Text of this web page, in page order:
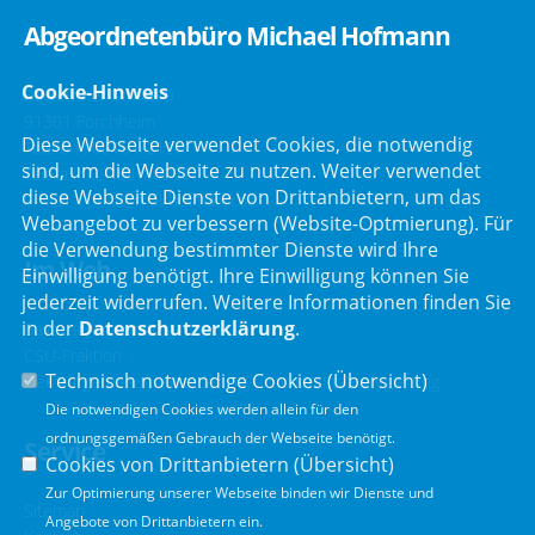
Abgeordnetenbüro Michael Hofmann
Bayreuther Straße 9
Telefon :09191/2121
Telefax : 09191/80051
E-Mail :post@mdl-hofmann.de
Im Web
Bayerischer Landtag
Der Bürgerbeauftragte der Bayerischen Staatsregierung
Service
Sitemap
Cookie-Hinweis
Diese Webseite verwendet Cookies, die notwendig
sind, um die Webseite zu nutzen. Weiter verwendet
diese Webseite Dienste von Drittanbietern, um das
Webangebot zu verbessern (Website-Optmierung). Für
die Verwendung bestimmter Dienste wird Ihre
Einwilligung benötigt. Ihre Einwilligung können Sie
jederzeit widerrufen. Weitere Informationen finden Sie
in der Datenschutzerklärung.
Technisch notwendige Cookies (Übersicht)
Die notwendigen Cookies werden allein für den
ordnungsgemäßen Gebrauch der Webseite benötigt.
Cookies von Drittanbietern (Übersicht)
Zur Optimierung unserer Webseite binden wir Dienste und
Angebote von Drittanbietern ein.